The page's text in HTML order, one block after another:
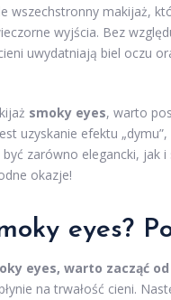
wszechstronny makijaż,
wyjścia. Bez
uwydatniają biel oczu
smoky eyes, warto
uzyskanie efektu
zarówno elegancki, jak
okazje!
eyes?
eyes, warto zacząć
na trwałość cieni.